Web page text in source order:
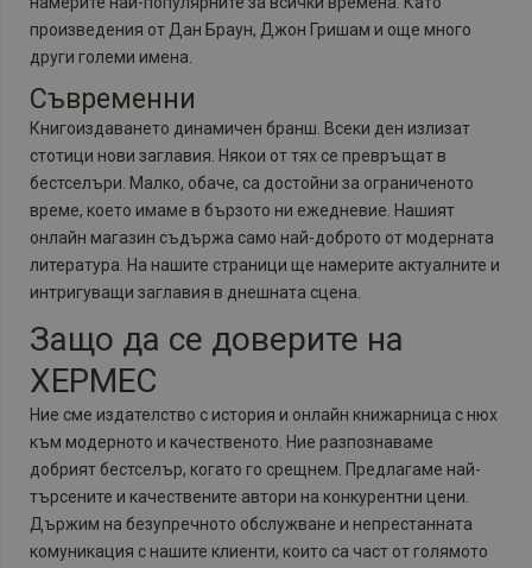
произведения от Дан Браун, Джон Гришам и още много
други големи имена.
Съвременни
Книгоиздаването динамичен бранш. Всеки ден излизат
стотици нови заглавия. Някои от тях се превръщат в
бестселъри. Малко, обаче, са достойни за ограниченото
време, което имаме в бързото ни ежедневие. Нашият
онлайн магазин съдържа само най-доброто от модерната
литература. На нашите страници ще намерите актуалните и
интригуващи заглавия в днешната сцена.
Защо да се доверите на
ХЕРМЕС
Ние сме издателство с история и онлайн книжарница с нюх
към модерното и качественото. Ние разпознаваме
добрият бестселър, когато го срещнем. Предлагаме най-
търсените и качествените автори на конкурентни цени.
Държим на безупречното обслужване и непрестанната
комуникация с нашите клиенти, които са част от голямото